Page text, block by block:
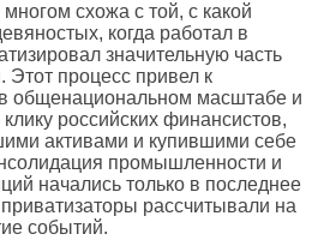
схожа с той, с какой
когда работал в
значительную часть
Этот процесс привел к
общенациональном масштабе и
российских финансистов,
активами и купившими себе
промышленности и
начались только в последнее
рассчитывали на
событий.